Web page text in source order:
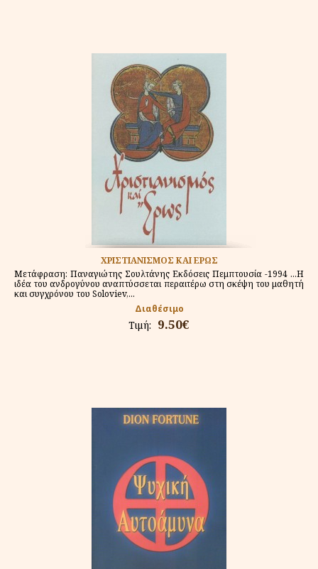
ΧΡΙΣΤΙΑΝΙΣΜΟΣ ΚΑΙ ΕΡΩΣ
Μετάφραση: Παναγιώτης Σουλτάνης Εκδόσεις Πεμπτουσία -1994 ...Η
ιδέα του ανδρογύνου αναπτύσσεται περαιτέρω στη σκέψη του μαθητή
και συγχρόνου του Soloviev,...
Διαθέσιμο
Τιμή: 9.50€